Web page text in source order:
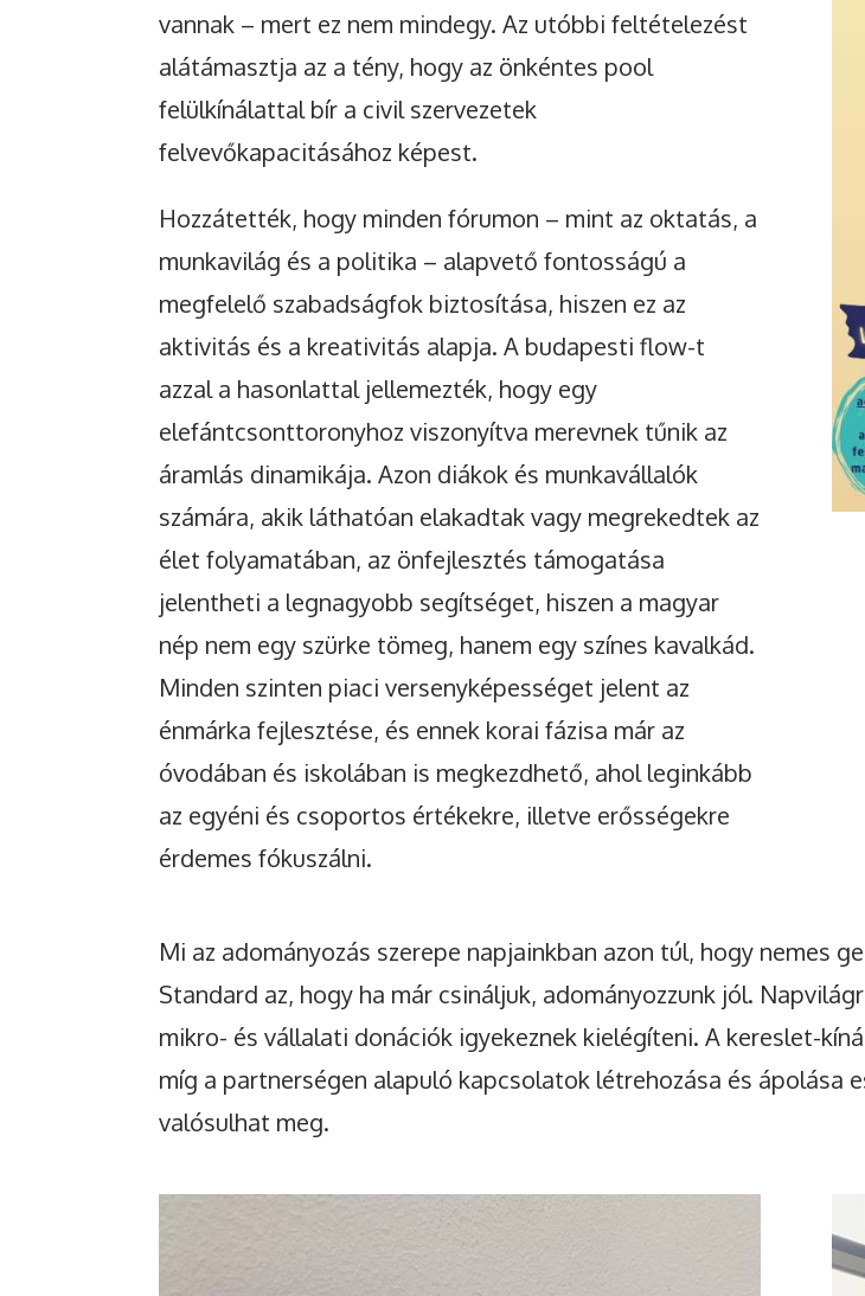
vannak – mert ez nem mindegy. Az utóbbi feltételezést
alátámasztja az a tény, hogy az önkéntes pool
felülkínálattal bír a civil szervezetek
felvevőkapacitásához képest.
Hozzátették, hogy minden fórumon – mint az oktatás, a
munkavilág és a politika – alapvető fontosságú a
megfelelő szabadságfok biztosítása, hiszen ez az
aktivitás és a kreativitás alapja. A budapesti flow-t
azzal a hasonlattal jellemezték, hogy egy
elefántcsonttoronyhoz viszonyítva merevnek tűnik az
áramlás dinamikája. Azon diákok és munkavállalók
számára, akik láthatóan elakadtak vagy megrekedtek az
élet folyamatában, az önfejlesztés támogatása
jelentheti a legnagyobb segítséget, hiszen a magyar
nép nem egy szürke tömeg, hanem egy színes kavalkád.
Minden szinten piaci versenyképességet jelent az
énmárka fejlesztése, és ennek korai fázisa már az
óvodában és iskolában is megkezdhető, ahol leginkább
az egyéni és csoportos értékekre, illetve erősségekre
érdemes fókuszálni.
Mi az adományozás szerepe napjainkban azon túl, hogy nemes
Standard az, hogy ha már csináljuk, adományozzunk jól.
mikro- és vállalati donációk igyekeznek kielégíteni. A kereslet-
míg a partnerségen alapuló kapcsolatok létrehozása és ápolása
valósulhat meg.
Pinterest LinkedIn